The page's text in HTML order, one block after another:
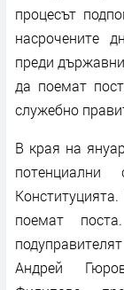
процесът
насрочените
преди
да поемат
служебно
В края на
поемат
Андрей